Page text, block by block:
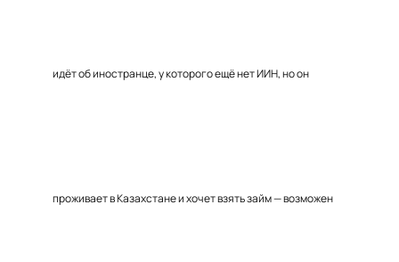
идёт об иностранце, у которого ещё нет ИИН, но он
проживает в Казахстане и хочет взять займ — возможен